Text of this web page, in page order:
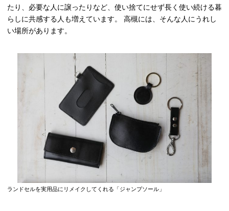
たり、必要な人に譲ったりなど、使い捨てにせず長く使い続ける暮
らしに共感する人も増えています。 高槻には、そんな人にうれし
い場所があります。
ランドセルを実用品にリメイクしてくれる「ジャンプソール」